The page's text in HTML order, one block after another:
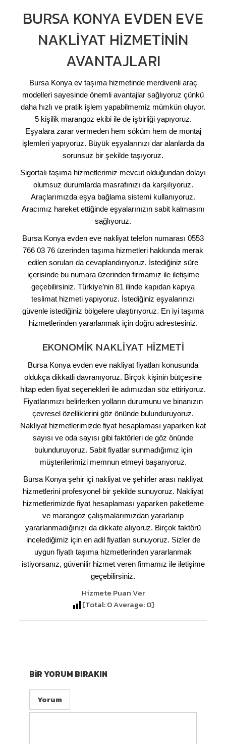
BURSA KONYA EVDEN EVE
NAKLIYAT HIZMETININ
AVANTAJLARI
Bursa Konya ev taşıma hizmetinde merdivenli araç
modelleri sayesinde önemli avantajlar sağlıyoruz çünkü
daha hızlı ve pratik işlem yapabilmemiz mümkün oluyor.
5 kişilik marangoz ekibi ile de işbirliği yapıyoruz.
Eşyalara zarar vermeden hem söküm hem de montaj
işlemleri yapıyoruz. Büyük eşyalarınızı dar alanlarda da
sorunsuz bir şekilde taşıyoruz.
Sigortalı taşıma hizmetlerimiz mevcut olduğundan dolayı
olumsuz durumlarda masrafınızı da karşılıyoruz.
Araçlarımızda eşya bağlama sistemi kullanıyoruz.
Aracımız hareket ettiğinde eşyalarınızın sabit kalmasını
sağlıyoruz.
Bursa Konya evden eve nakliyat telefon numarası 0553
766 03 76 üzerinden taşıma hizmetleri hakkında merak
edilen soruları da cevaplandırıyoruz. İstediğiniz süre
içerisinde bu numara üzerinden firmamız ile iletişime
geçebilirsiniz. Türkiye’nin 81 ilinde kapıdan kapıya
teslimat hizmeti yapıyoruz. İstediğiniz eşyalarınızı
güvenle istediğiniz bölgelere ulaştırıyoruz. En iyi taşıma
hizmetlerinden yararlanmak için doğru adrestesiniz.
EKONOMIK NAKLIYAT HIZMETI
Bursa Konya evden eve nakliyat fiyatları konusunda
oldukça dikkatli davranıyoruz. Birçok kişinin bütçesine
hitap eden fiyat seçenekleri ile adımızdan söz ettiriyoruz.
Fiyatlarımızı belirlerken yolların durumunu ve binanızın
çevresel özelliklerini göz önünde bulunduruyoruz.
Nakliyat hizmetlerimizde fiyat hesaplaması yaparken kat
sayısı ve oda sayısı gibi faktörleri de göz önünde
bulunduruyoruz. Sabit fiyatlar sunmadığımız için
müşterilerimizi memnun etmeyi başarıyoruz.
Bursa Konya şehir içi nakliyat ve şehirler arası nakliyat
hizmetlerini profesyonel bir şekilde sunuyoruz. Nakliyat
hizmetlerimizde fiyat hesaplaması yaparken paketleme
ve marangoz çalışmalarımızdan yararlanıp
yararlanmadığınızı da dikkate alıyoruz. Birçok faktörü
incelediğimiz için en adil fiyatları sunuyoruz. Sizler de
uygun fiyatlı taşıma hizmetlerinden yararlanmak
istiyorsanız, güvenilir hizmet veren firmamız ile iletişime
geçebilirsiniz.
Hizmete Puan Ver
[Total:0Average:0]
BIR YORUM BIRAKIN
Yorum